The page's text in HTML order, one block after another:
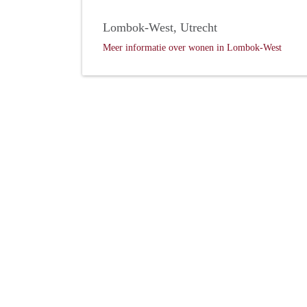
Lombok-West, Utrecht
Meer informatie over wonen in Lombok-West